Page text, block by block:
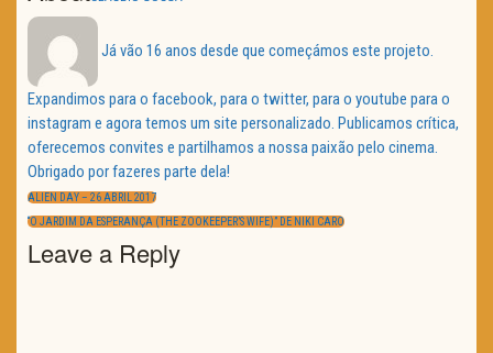
Já vão 16 anos desde que começámos este projeto.
Expandimos para o facebook, para o twitter, para o youtube para o
instagram e agora temos um site personalizado. Publicamos crítica,
oferecemos convites e partilhamos a nossa paixão pelo cinema.
Obrigado por fazeres parte dela!
Navegação
de
artigos
PREVIOUS
POST:
ALIEN DAY – 26 ABRIL 2017
NEXT
POST:
“O JARDIM DA ESPERANÇA (THE ZOOKEEPER’S WIFE)” DE NIKI CARO
Leave a Reply